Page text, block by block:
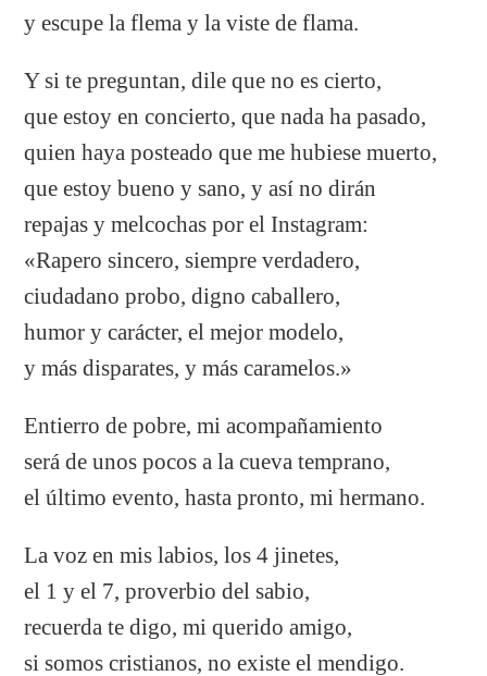
y escupe la flema y la viste de flama.
Y si te preguntan, dile que no es cierto,
que estoy en concierto, que nada ha pasado,
quien haya posteado que me hubiese muerto,
que estoy bueno y sano, y así no dirán
repajas y melcochas por el Instagram:
«Rapero sincero, siempre verdadero,
ciudadano probo, digno caballero,
humor y carácter, el mejor modelo,
y más disparates, y más caramelos.»
Entierro de pobre, mi acompañamiento
será de unos pocos a la cueva temprano,
el último evento, hasta pronto, mi hermano.
La voz en mis labios, los 4 jinetes,
el 1 y el 7, proverbio del sabio,
recuerda te digo, mi querido amigo,
si somos cristianos, no existe el mendigo.